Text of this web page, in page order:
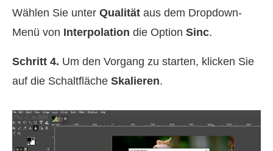
Wählen Sie unter Qualität aus dem Dropdown-
Menü von Interpolation die Option Sinc.
Schritt 4. Um den Vorgang zu starten, klicken Sie
auf die Schaltfläche Skalieren.